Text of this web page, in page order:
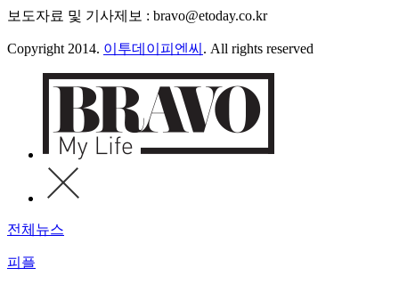
보도자료 및 기사제보 : bravo@etoday.co.kr
Copyright 2014. 이투데이피엔씨 . All rights reserved
전체뉴스
피플